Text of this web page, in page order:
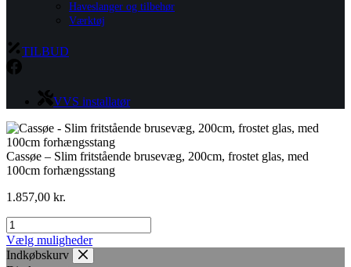
Haveslanger og tilbehør
Værktøj
TILBUD
VVS installatør
Cassøe – Slim fritstående brusevæg, 200cm, frostet glas, med
100cm forhængsstang
1.857,00 kr.
Cassøe
-
Slim
Vælg mulighederDette
vare
Indkøbskurv